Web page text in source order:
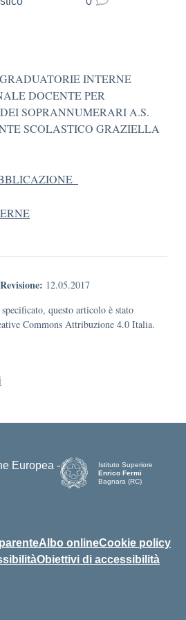
INTERNE
DOCENTE PER
SOPRANNUMERARI A.S.
SCOLASTICO GRAZIELLA
Revisione: 12.05.2017
questo articolo è stato
Commons Attribuzione 4.0 Italia.
Istituto Superiore
Enrico Fermi
Bagnara (RC)
Albo onlineCookie policy
Obiettivi di accessibilità